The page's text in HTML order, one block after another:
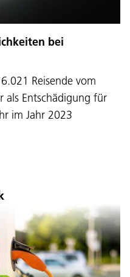
bei
Reisende vom
als Entschädigung für
im Jahr 2023